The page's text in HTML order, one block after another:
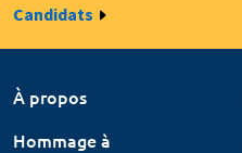
Candidats
À propos
Hommage à